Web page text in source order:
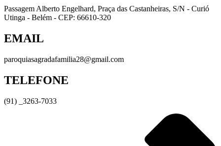
Passagem Alberto Engelhard, Praça das Castanheiras, S/N - Curió
Utinga - Belém - CEP: 66610-320
EMAIL
paroquiasagradafamilia28@gmail.com
TELEFONE
(91) _3263-7033